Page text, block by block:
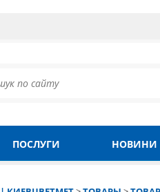
ПОСЛУГИ НОВИНИ